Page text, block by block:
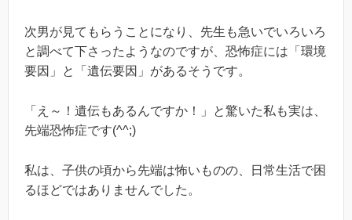
次男が見てもらうことになり、先生も急いでいろいろ
と調べて下さったようなのですが、恐怖症には「環境
要因」と「遺伝要因」があるそうです。
「え～！遺伝もあるんですか！」と驚いた私も実は、
先端恐怖症です(^^;)
私は、子供の頃から先端は怖いものの、日常生活で困
るほどではありませんでした。